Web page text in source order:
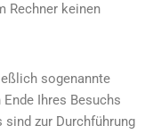
Rechner keinen
sogenannte
Ihres Besuchs
zur Durchführung